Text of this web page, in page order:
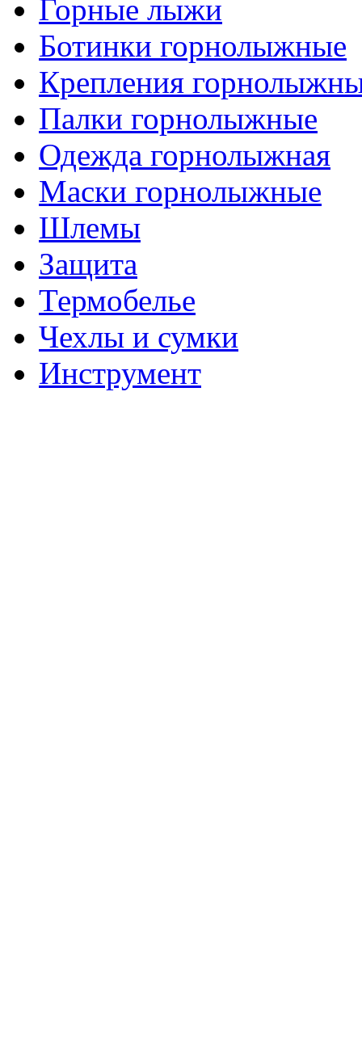
Горные лыжи
Ботинки горнолыжные
Крепления
Палки горнолыжные
Одежда горнолыжная
Маски горнолыжные
Шлемы
Защита
Термобелье
Чехлы и сумки
Инструмент